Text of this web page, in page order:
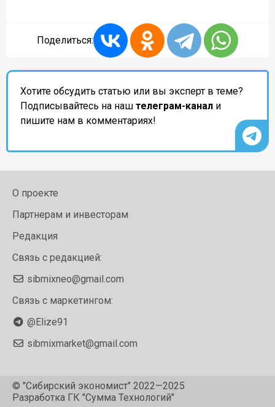
Поделиться:
Хотите обсудить статью или вы эксперт в теме?
Подписывайтесь на наш телеграм-канал и
пишите нам в комментариях!
О проекте
Партнерам и инвесторам
Редакция
Связь с редакцией:
sibmixneo@gmail.com
Связь с маркетингом:
@Elize91
sibmixmarket@gmail.com
© "Сибирский экономист" 2022—2025
Разработка ГК "Сумма Технологий"